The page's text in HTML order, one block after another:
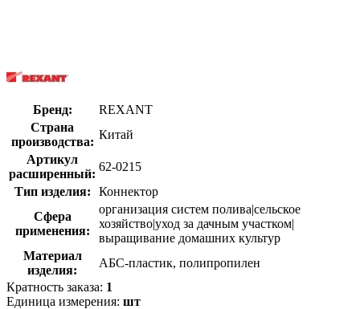
Бренд:
REXANT
Страна
производства:
Китай
Артикул
расширенный:
62-0215
Тип изделия:
Коннектор
Сфера
применения:
организация систем полива|сельское
хозяйство|уход за дачным участком|
выращивание домашних культур
Материал
изделия:
АБС-пластик, полипропилен
Кратность заказа: 1
Единица измерения: шт